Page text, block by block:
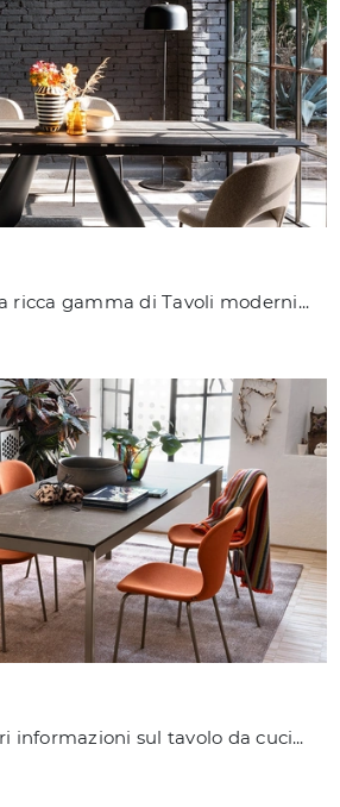
Clicca e scopri una ricca gamma di Tavoli moderni allungabili da pranzo! Il modello Orion di Connubia ti attende.
Vuoi avere ulteriori informazioni sul tavolo da cucina Baron di Connubia? Clicca e scopri di più sui modelli allungabili del brand.